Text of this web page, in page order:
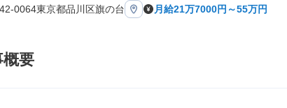
0064東京都品川区旗の台 月給21万7000円～55万円
要